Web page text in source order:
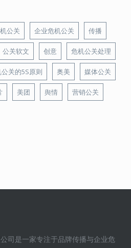
公关 企业危机公关 传播
公关软文 创意 危机公关处理
关的5S原则 奥美 媒体公关
美团 舆情 营销公关
司是一家专注于品牌传播与企业危